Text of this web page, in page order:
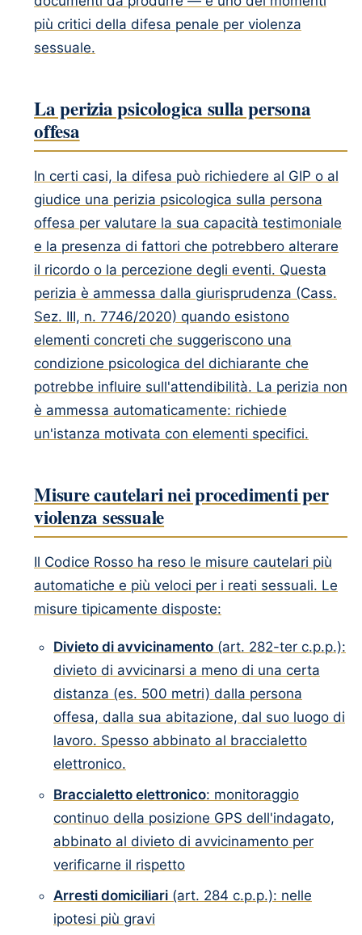
più critici della difesa penale per violenza
sessuale.
La perizia psicologica sulla persona
offesa
In certi casi, la difesa può richiedere al GIP o al
giudice una perizia psicologica sulla persona
offesa per valutare la sua capacità testimoniale
e la presenza di fattori che potrebbero alterare
il ricordo o la percezione degli eventi. Questa
perizia è ammessa dalla giurisprudenza (Cass.
Sez. III, n. 7746/2020) quando esistono
elementi concreti che suggeriscono una
condizione psicologica del dichiarante che
potrebbe influire sull'attendibilità. La perizia non
è ammessa automaticamente: richiede
un'istanza motivata con elementi specifici.
Misure cautelari nei procedimenti per
violenza sessuale
Il Codice Rosso ha reso le misure cautelari più
automatiche e più veloci per i reati sessuali. Le
misure tipicamente disposte:
Divieto di avvicinamento (art. 282-ter c.p.p.):
divieto di avvicinarsi a meno di una certa
distanza (es. 500 metri) dalla persona
offesa, dalla sua abitazione, dal suo luogo di
lavoro. Spesso abbinato al braccialetto
elettronico.
Braccialetto elettronico: monitoraggio
continuo della posizione GPS dell'indagato,
abbinato al divieto di avvicinamento per
verificarne il rispetto
Arresti domiciliari (art. 284 c.p.p.): nelle
ipotesi più gravi